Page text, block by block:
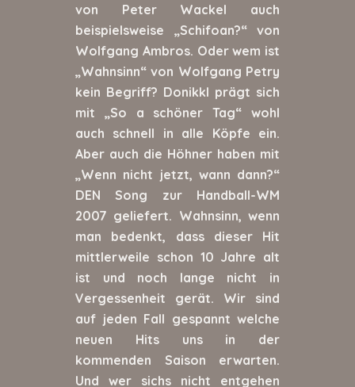
von Peter Wackel auch
beispielsweise „Schifoan?“ von
Wolfgang Ambros. Oder wem ist
„Wahnsinn“ von Wolfgang Petry
kein Begriff? Donikkl prägt sich
mit „So a schöner Tag“ wohl
auch schnell in alle Köpfe ein.
Aber auch die Höhner haben mit
„Wenn nicht jetzt, wann dann?“
DEN Song zur Handball-WM
2007 geliefert. Wahnsinn, wenn
man bedenkt, dass dieser Hit
mittlerweile schon 10 Jahre alt
ist und noch lange nicht in
Vergessenheit gerät. Wir sind
auf jeden Fall gespannt welche
neuen Hits uns in der
kommenden Saison erwarten.
Und wer sichs nicht entgehen